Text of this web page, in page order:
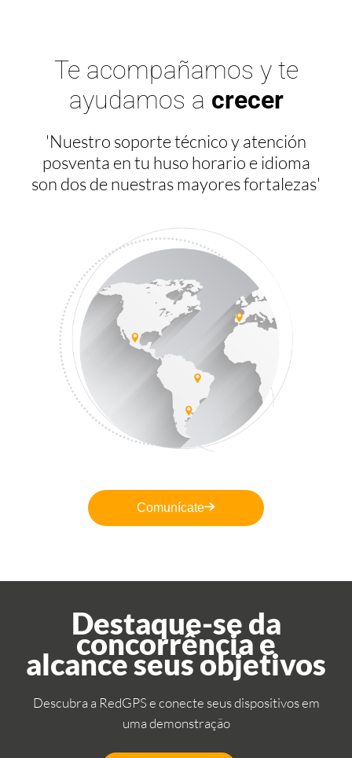
Te acompañamos y te
ayudamos a crecer
'Nuestro soporte técnico y atención
posventa en tu huso horario e idioma
son dos de nuestras mayores fortalezas'
Comunícate
Destaque-se da
concorrência e
alcance seus objetivos
Descubra a RedGPS e conecte seus dispositivos em
uma demonstração